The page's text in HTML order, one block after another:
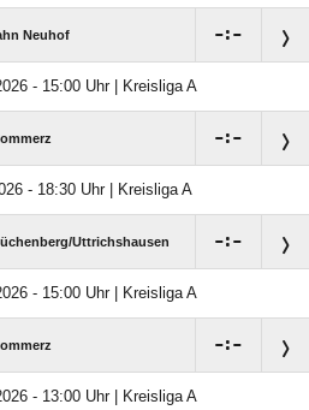
Neuhof :
- 15:00 Uhr | Kreisliga A
:
- 18:30 Uhr | Kreisliga A
​Uttrichshausen :
- 15:00 Uhr | Kreisliga A
:
- 13:00 Uhr | Kreisliga A